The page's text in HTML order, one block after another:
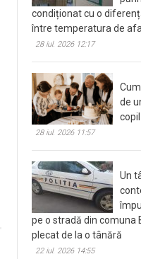
condiționat cu o
între temperatura de
28 iul. 2026 12:17
de
copil
28 iul. 2026 11:57
Un
pe o stradă din comuna
plecat de la o tânără
22 iul. 2026 14:55